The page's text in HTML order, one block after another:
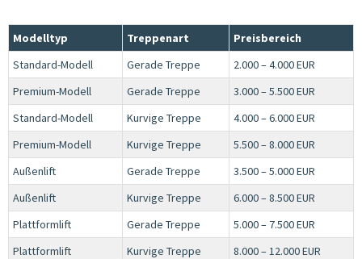
Modelltyp Treppenart
Preisbereich
Standard-Modell
Gerade Treppe
2.000 – 4.000 EUR
Premium-Modell
Gerade Treppe
3.000 – 5.500 EUR
Standard-Modell
Kurvige Treppe
4.000 – 6.000 EUR
Premium-Modell
Kurvige Treppe
5.500 – 8.000 EUR
Außenlift
Gerade Treppe
3.500 – 5.000 EUR
Außenlift
Kurvige Treppe
6.000 – 8.500 EUR
Plattformlift
Gerade Treppe
5.000 – 7.500 EUR
Plattformlift
Kurvige Treppe 8.000 – 12.000 EUR